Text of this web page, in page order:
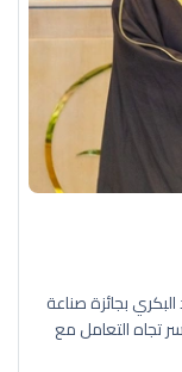
بجائزة صناعة
تجاه التعامل مع